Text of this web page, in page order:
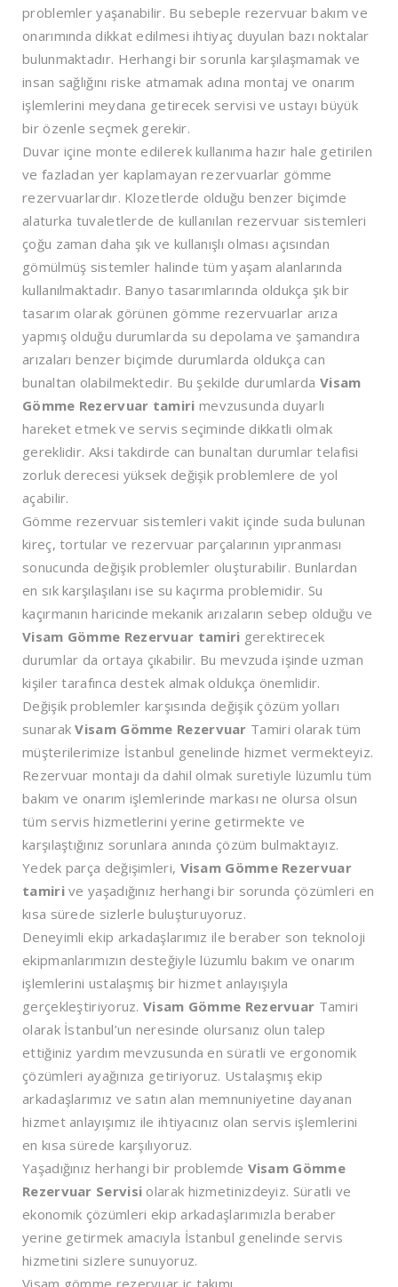
problemler yaşanabilir. Bu sebeple rezervuar bakım ve
onarımında dikkat edilmesi ihtiyaç duyulan bazı noktalar
bulunmaktadır. Herhangi bir sorunla karşılaşmamak ve
insan sağlığını riske atmamak adına montaj ve onarım
işlemlerini meydana getirecek servisi ve ustayı büyük
bir özenle seçmek gerekir.
Duvar içine monte edilerek kullanıma hazır hale getirilen
ve fazladan yer kaplamayan rezervuarlar gömme
rezervuarlardır. Klozetlerde olduğu benzer biçimde
alaturka tuvaletlerde de kullanılan rezervuar sistemleri
çoğu zaman daha şık ve kullanışlı olması açısından
gömülmüş sistemler halinde tüm yaşam alanlarında
kullanılmaktadır. Banyo tasarımlarında oldukça şık bir
tasarım olarak görünen gömme rezervuarlar arıza
yapmış olduğu durumlarda su depolama ve şamandıra
arızaları benzer biçimde durumlarda oldukça can
bunaltan olabilmektedir. Bu şekilde durumlardaVisam
Gömme Rezervuar tamiri mevzusunda duyarlı
hareket etmek ve servis seçiminde dikkatli olmak
gereklidir. Aksi takdirde can bunaltan durumlar telafisi
zorluk derecesi yüksek değişik problemlere de yol
açabilir.
Gömme rezervuar sistemleri vakit içinde suda bulunan
kireç, tortular ve rezervuar parçalarının yıpranması
sonucunda değişik problemler oluşturabilir. Bunlardan
en sık karşılaşılanı ise su kaçırma problemidir. Su
kaçırmanın haricinde mekanik arızaların sebep olduğu ve
Visam Gömme Rezervuar tamiri gerektirecek
durumlar da ortaya çıkabilir. Bu mevzuda işinde uzman
kişiler tarafınca destek almak oldukça önemlidir.
Değişik problemler karşısında değişik çözüm yolları
sunarakVisam Gömme Rezervuar Tamiri olarak tüm
müşterilerimize İstanbul genelinde hizmet vermekteyiz.
Rezervuar montajı da dahil olmak suretiyle lüzumlu tüm
bakım ve onarım işlemlerinde markası ne olursa olsun
tüm servis hizmetlerini yerine getirmekte ve
karşılaştığınız sorunlara anında çözüm bulmaktayız.
Yedek parça değişimleri, Visam Gömme Rezervuar
tamirive yaşadığınız herhangi bir sorunda çözümleri en
kısa sürede sizlerle buluşturuyoruz.
Deneyimli ekip arkadaşlarımız ile beraber son teknoloji
ekipmanlarımızın desteğiyle lüzumlu bakım ve onarım
işlemlerini ustalaşmış bir hizmet anlayışıyla
gerçekleştiriyoruz. Visam Gömme Rezervuar Tamiri
olarak İstanbul’un neresinde olursanız olun talep
ettiğiniz yardım mevzusunda en süratli ve ergonomik
çözümleri ayağınıza getiriyoruz. Ustalaşmış ekip
arkadaşlarımız ve satın alan memnuniyetine dayanan
hizmet anlayışımız ile ihtiyacınız olan servis işlemlerini
en kısa sürede karşılıyoruz.
Yaşadığınız herhangi bir problemde Visam Gömme
Rezervuar Servisi olarak hizmetinizdeyiz. Süratli ve
ekonomik çözümleri ekip arkadaşlarımızla beraber
yerine getirmek amacıyla İstanbul genelinde servis
hizmetini sizlere sunuyoruz.